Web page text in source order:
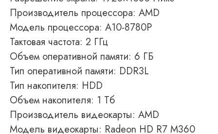
Производитель процессора: AMD
Модель процессора: A10-8780P
Тактовая частота: 2 ГГц
Объем оперативной памяти: 6 ГБ
Тип оперативной памяти: DDR3L
Тип накопителя: HDD
Объем накопителя: 1 Тб
Производитель видеокарты: AMD
Модель видеокарты: Radeon HD R7 M360